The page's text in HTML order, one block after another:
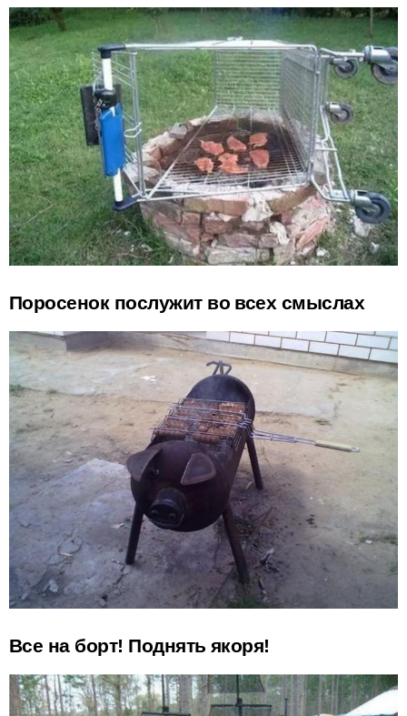
Поросенок послужит во всех смыслах
Все на борт! Поднять якоря!